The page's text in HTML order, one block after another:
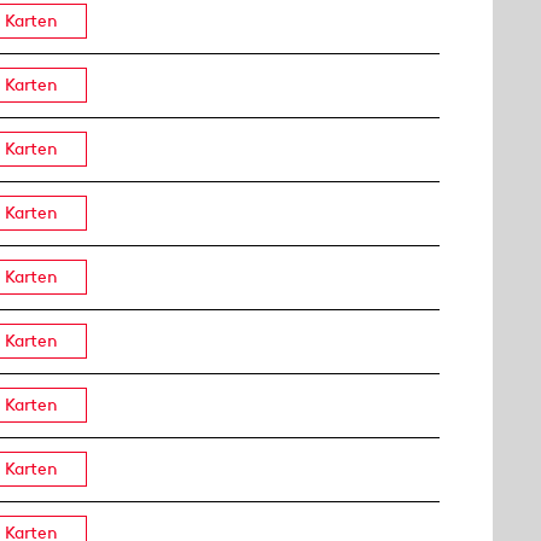
Karten
Karten
Karten
Karten
Karten
Karten
Karten
Karten
Karten